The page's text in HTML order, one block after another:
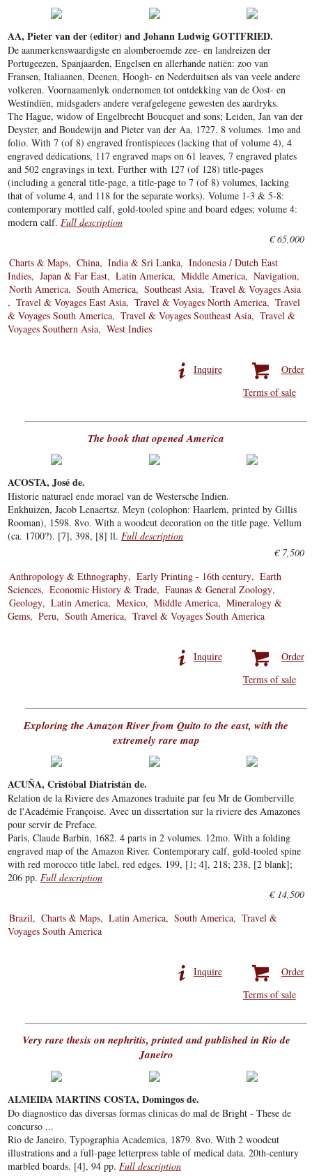
AA, Pieter van der (editor) and Johann Ludwig GOTTFRIED.
De aanmerkenswaardigste en alomberoemde zee- en landreizen der
Portugeezen, Spanjaarden, Engelsen en allerhande natiën: zoo van
Fransen, Italiaanen, Deenen, Hoogh- en Nederduitsen als van veele andere
volkeren. Voornaamenlyk ondernomen tot ontdekking van de Oost- en
Westindiën, midsgaders andere verafgelegene gewesten des aardryks.
The Hague, widow of Engelbrecht Boucquet and sons; Leiden, Jan van der
Deyster, and Boudewijn and Pieter van der Aa, 1727. 8 volumes. 1mo and
folio. With 7 (of 8) engraved frontispieces (lacking that of volume 4), 4
engraved dedications, 117 engraved maps on 61 leaves, 7 engraved plates
and 502 engravings in text. Further with 127 (of 128) title-pages
(including a general title-page, a title-page to 7 (of 8) volumes, lacking
that of volume 4, and 118 for the separate works). Volume 1-3 & 5-8:
contemporary mottled calf, gold-tooled spine and board edges; volume 4:
modern calf.Full description
€ 65,000
Charts & Maps
China India & Sri Lanka
Indonesia / Dutch East
Indies
Japan & Far East Latin America Middle America
Navigation
North America
South America Southeast Asia
Travel & Voyages Asia
Travel & Voyages East Asia
Travel & Voyages North America
Travel
& Voyages South America
Travel & Voyages Southeast Asia
Travel &
Voyages Southern Asia
West Indies
Order
Inquire
Terms of sale
The book that opened America
ACOSTA, José de.
Historie naturael ende morael van de Westersche Indien.
Enkhuizen, Jacob Lenaertsz. Meyn (colophon: Haarlem, printed by Gillis
Rooman), 1598. 8vo. With a woodcut decoration on the title page. Vellum
(ca. 1700?). [7], 398, [8] ll.Full description
€ 7,500
Anthropology & Ethnography
Early Printing - 16th century
Earth
Sciences
Economic History & Trade
Faunas & General Zoology
Geology
Latin America Mexico Middle America
Mineralogy &
Gems
Peru South America Travel & Voyages South America
Order
Inquire
Terms of sale
Exploring the Amazon River from Quito to the east, with the
extremely rare map
ACUÑA, Cristóbal Diatristán de.
Relation de la Riviere des Amazones traduite par feu Mr de Gomberville
de l'Académie Françoise. Avec un dissertation sur la riviere des Amazones
pour servir de Preface.
Paris, Claude Barbin, 1682. 4 parts in 2 volumes. 12mo. With a folding
engraved map of the Amazon River. Contemporary calf, gold-tooled spine
with red morocco title label, red edges. 199, [1; 4], 218; 238, [2 blank];
206 pp.Full description
€ 14,500
Brazil
Charts & Maps Latin America South America
Travel &
Voyages South America
Order
Inquire
Terms of sale
Very rare thesis on nephritis, printed and published in Rio de
Janeiro
ALMEIDA MARTINS COSTA, Domingos de.
Do diagnostico das diversas formas clinicas do mal de Bright - These de
concurso ...
Rio de Janeiro, Typographia Academica, 1879. 8vo. With 2 woodcut
illustrations and a full-page letterpress table of medical data. 20th-century
marbled boards. [4], 94 pp.Full description